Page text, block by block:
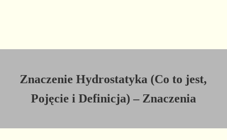
Znaczenie Hydrostatyka (Co to jest,
Pojęcie i Definicja) – Znaczenia